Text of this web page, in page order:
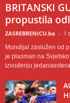
BRITANSKI
propustila
ZASREBRENICU.ba - 1
Mundijal zaslužen od
je plasman na
izvođenju